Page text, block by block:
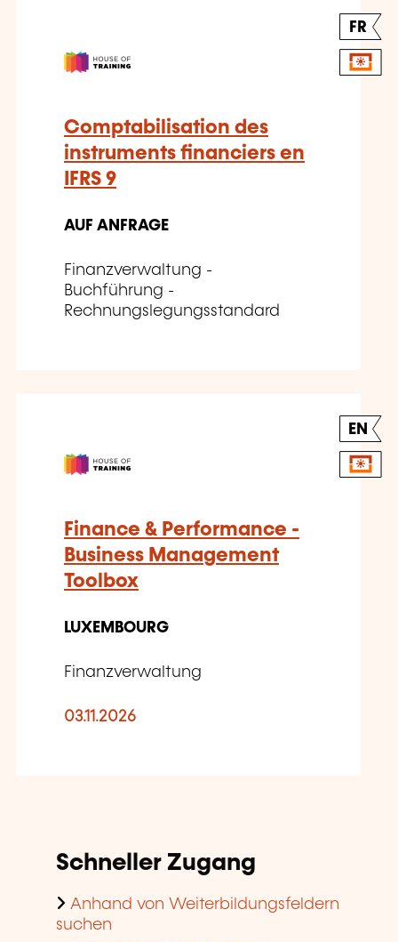
FR
Comptabilisation des
instruments financiers en
IFRS 9
AUF ANFRAGE
Finanzverwaltung -
Buchführung -
Rechnungslegungsstandard
EN
Finance & Performance -
Business Management
Toolbox
LUXEMBOURG
Finanzverwaltung
03.11.2026
Schneller Zugang
Anhand von Weiterbildungsfeldern
suchen